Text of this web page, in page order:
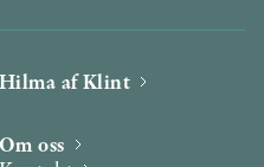
Hilma af Klint
Om oss